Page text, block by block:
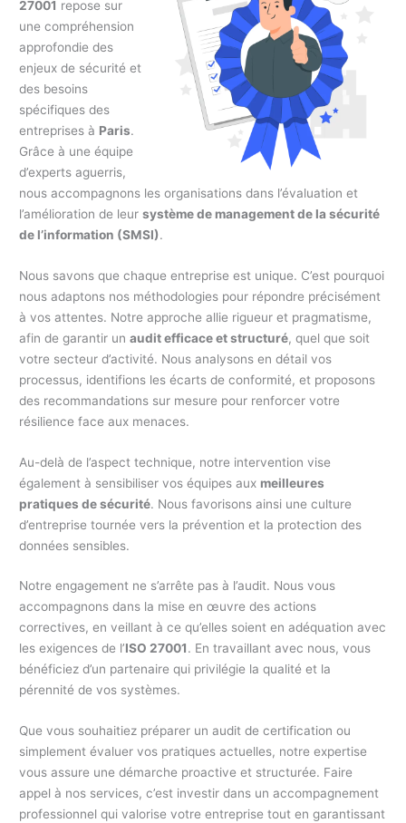
27001 repose sur
une compréhension
approfondie des
enjeux de sécurité et
des besoins
spécifiques des
entreprises à Paris.
Grâce à une équipe
d’experts aguerris,
nous accompagnons les organisations dans l’évaluation et
l’amélioration de leursystème de management de la sécurité
de l’information (SMSI).
Nous savons que chaque entreprise est unique. C’est pourquoi
nous adaptons nos méthodologies pour répondre précisément
à vos attentes. Notre approche allie rigueur et pragmatisme,
afin de garantir unaudit efficace et structuré, quel que soit
votre secteur d’activité. Nous analysons en détail vos
processus, identifions les écarts de conformité, et proposons
des recommandations sur mesure pour renforcer votre
résilience face aux menaces.
Au-delà de l’aspect technique, notre intervention vise
également à sensibiliser vos équipes aux meilleures
pratiques de sécurité. Nous favorisons ainsi une culture
d’entreprise tournée vers la prévention et la protection des
données sensibles.
Notre engagement ne s’arrête pas à l’audit. Nous vous
accompagnons dans la mise en œuvre des actions
correctives, en veillant à ce qu’elles soient en adéquation avec
les exigences de l’ISO 27001. En travaillant avec nous, vous
bénéficiez d’un partenaire qui privilégie la qualité et la
pérennité de vos systèmes.
Que vous souhaitiez préparer un audit de certification ou
simplement évaluer vos pratiques actuelles, notre expertise
vous assure une démarche proactive et structurée. Faire
appel à nos services, c’est investir dans un accompagnement
professionnel qui valorise votre entreprise tout en garantissant